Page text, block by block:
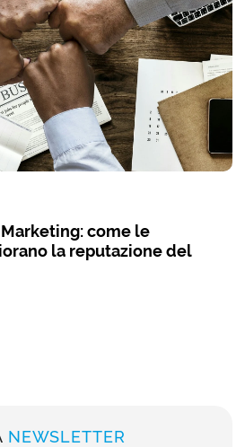
come le
la reputazione del
NEWSLETTER